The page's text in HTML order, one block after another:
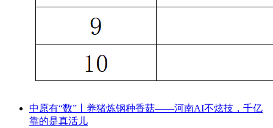
中原有“数”丨养猪炼钢种香菇——河南AI不炫技，千亿
靠的是真活儿